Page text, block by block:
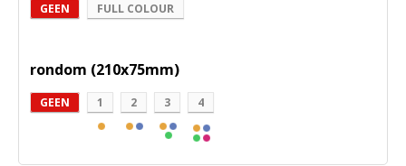
GEEN FULL COLOUR
rondom (210x75mm)
GEEN 1 2 3 4